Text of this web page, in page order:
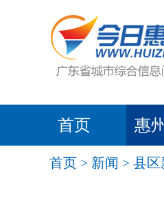
首页 惠
首页 > 新闻 > 县区